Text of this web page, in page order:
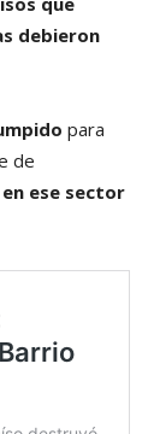
debieron
para
de
ese sector